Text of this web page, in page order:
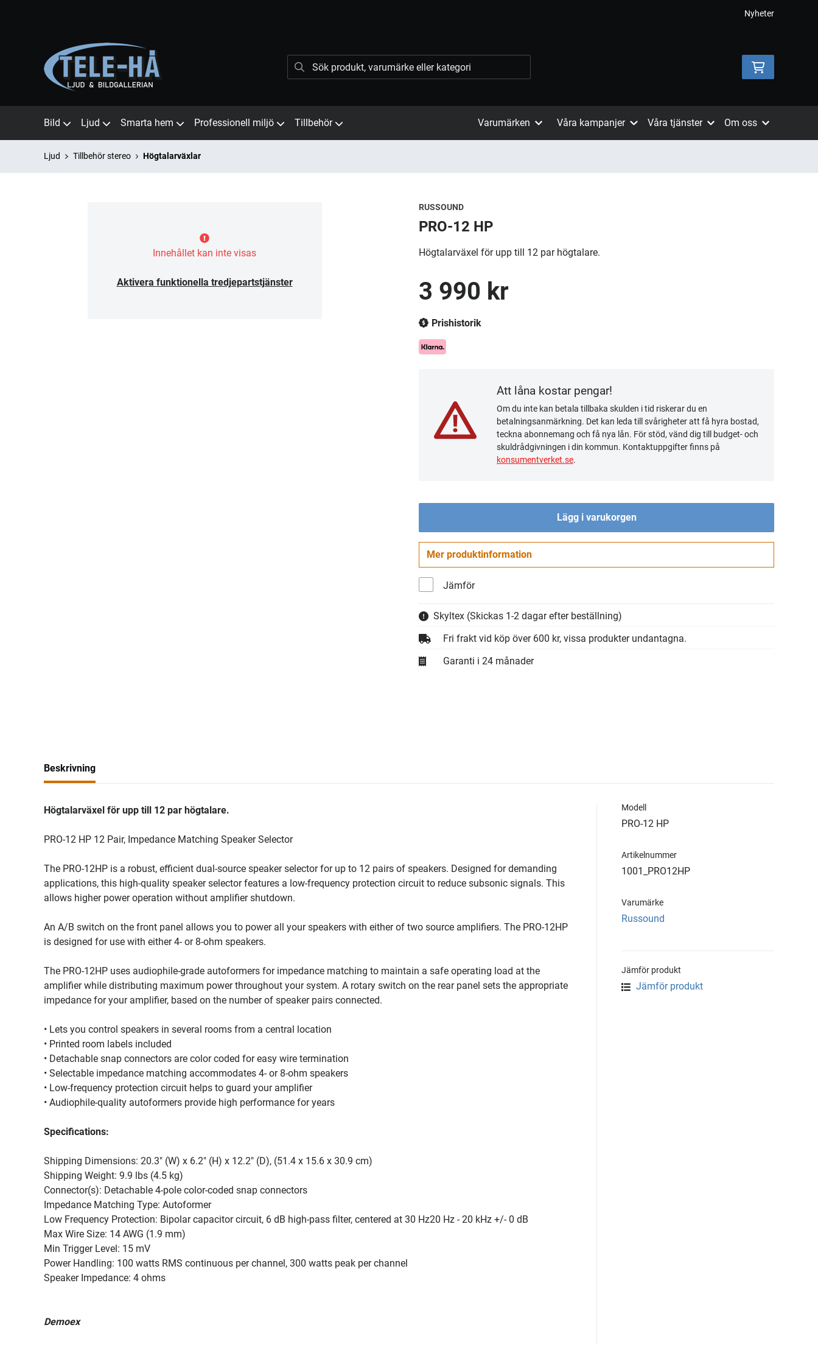
Nyheter
Bild Ljud Smarta hem Professionell miljö Tillbehör Varumärken Våra kampanjer Våra tjänster Om oss
Ljud Tillbehör stereo Högtalarväxlar
Innehållet kan inte visas
Aktivera funktionella tredjepartstjänster
RUSSOUND
PRO-12 HP
Högtalarväxel för upp till 12 par högtalare.
3 990 kr
Prishistorik
Att låna kostar pengar!
Om du inte kan betala tillbaka skulden i tid riskerar du en
betalningsanmärkning. Det kan leda till svårigheter att få hyra bostad,
teckna abonnemang och få nya lån. För stöd, vänd dig till budget- och
skuldrådgivningen i din kommun. Kontaktuppgifter finns på
konsumentverket.se.
Lägg i varukorgen
Mer produktinformation
Jämför
Skyltex (Skickas 1-2 dagar efter beställning)
Fri frakt vid köp över 600 kr, vissa produkter undantagna.
Garanti i 24 månader
Beskrivning
Högtalarväxel för upp till 12 par högtalare.
PRO-12 HP 12 Pair, Impedance Matching Speaker Selector
The PRO-12HP is a robust, efficient dual-source speaker selector for up to 12 pairs of speakers. Designed for demanding
applications, this high-quality speaker selector features a low-frequency protection circuit to reduce subsonic signals. This
allows higher power operation without amplifier shutdown.
An A/B switch on the front panel allows you to power all your speakers with either of two source amplifiers. The PRO-12HP
is designed for use with either 4- or 8-ohm speakers.
The PRO-12HP uses audiophile-grade autoformers for impedance matching to maintain a safe operating load at the
amplifier while distributing maximum power throughout your system. A rotary switch on the rear panel sets the appropriate
impedance for your amplifier, based on the number of speaker pairs connected.
• Lets you control speakers in several rooms from a central location
• Printed room labels included
• Detachable snap connectors are color coded for easy wire termination
• Selectable impedance matching accommodates 4- or 8-ohm speakers
• Low-frequency protection circuit helps to guard your amplifier
• Audiophile-quality autoformers provide high performance for years
Specifications:
Shipping Dimensions: 20.3" (W) x 6.2" (H) x 12.2" (D), (51.4 x 15.6 x 30.9 cm)
Shipping Weight: 9.9 lbs (4.5 kg)
Connector(s): Detachable 4-pole color-coded snap connectors
Impedance Matching Type: Autoformer
Low Frequency Protection: Bipolar capacitor circuit, 6 dB high-pass filter, centered at 30 Hz20 Hz - 20 kHz +/- 0 dB
Max Wire Size: 14 AWG (1.9 mm)
Min Trigger Level: 15 mV
Power Handling: 100 watts RMS continuous per channel, 300 watts peak per channel
Speaker Impedance: 4 ohms
Demoex
Modell
PRO-12 HP
Artikelnummer
1001_PRO12HP
Varumärke
Russound
Jämför produkt
Jämför produkt